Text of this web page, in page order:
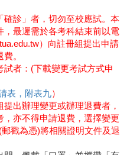
確診」者，切勿至校應試。本
，最遲需於各考科結束前以電
）向註冊組提出申請
。
試者：(下載變更考試方式申
表，附表九）
出辦理變更或辦理退費者，
亦不得申請退費，選擇變更
戳為憑)將相關證明文件及退